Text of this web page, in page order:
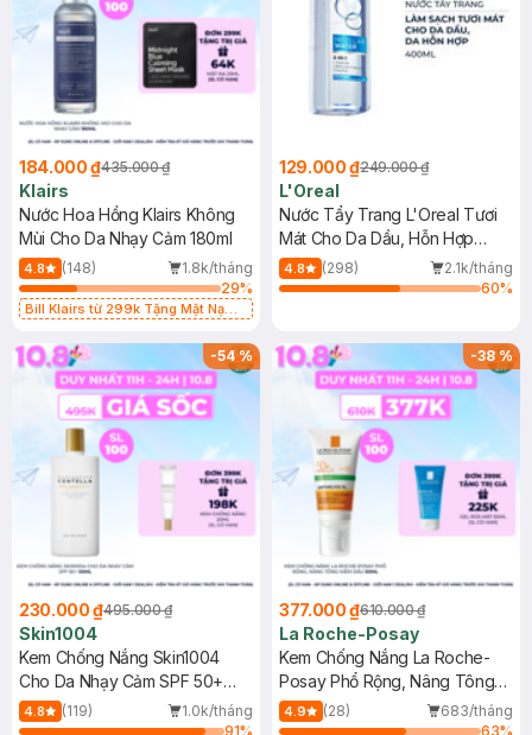
184.000 ₫435.000 ₫
Klairs
Nước Hoa Hồng Klairs Không
Mùi Cho Da Nhạy Cảm 180ml
4.8 (148)
1.8k/tháng
29%
Bill Klairs từ 299k Tặng Mặt Nạ
25ml (SL Có Hạn)
129.000 ₫249.000 ₫
L'Oreal
Nước Tẩy Trang L'Oreal Tươi
Mát Cho Da Dầu, Hỗn Hợp
400ml
4.8 (298)
2.1k/tháng
60%
-54%
230.000 ₫495.000 ₫
Skin1004
Kem Chống Nắng Skin1004
Cho Da Nhạy Cảm SPF 50+
50ml
4.8 (119)
1.0k/tháng
91%
-38%
377.000 ₫610.000 ₫
La Roche-Posay
Kem Chống Nắng La Roche-
Posay Phổ Rộng, Nâng Tông
Kiềm Dầu 50ml
4.9 (28)
683/tháng
63%